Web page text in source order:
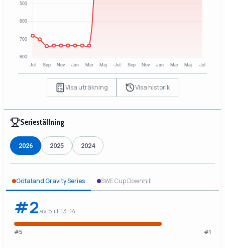
Visa uträkning Visa historik
Serieställning
2026 2025 2024
Götaland Gravity Series SWE Cup Downhill
#2av 5 i F13-14
#5 #1